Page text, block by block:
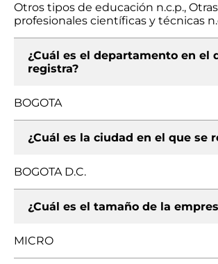
Otros tipos de educación n.c.p.,
profesionales científicas y técnicas
¿Cuál es el departamento en el
registra?
BOGOTA
¿Cuál es la ciudad en el que se
BOGOTA D.C.
¿Cuál es el tamaño de la
MICRO